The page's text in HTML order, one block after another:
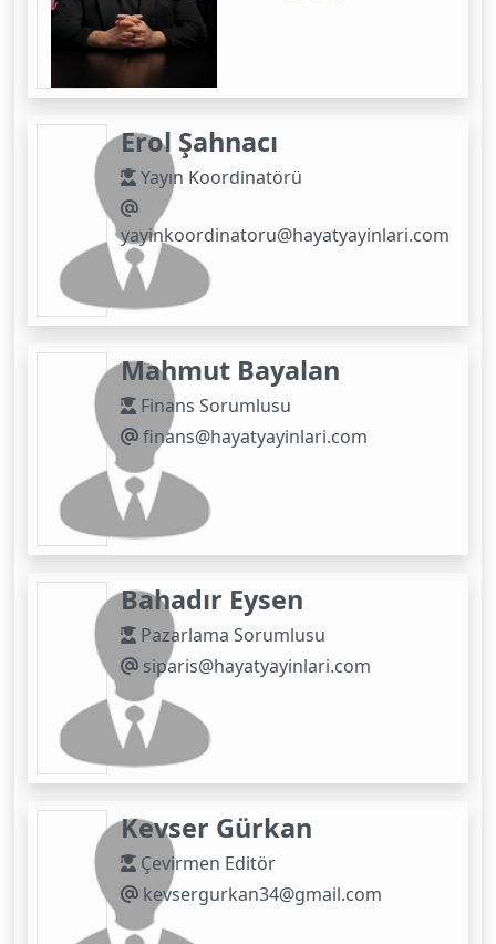
Erol Şahnacı
Yayın Koordinatörü
yayinkoordinatoru@hayatyayinlari.com
Mahmut Bayalan
Finans Sorumlusu
finans@hayatyayinlari.com
Bahadır Eysen
Pazarlama Sorumlusu
siparis@hayatyayinlari.com
Kevser Gürkan
Çevirmen Editör
kevsergurkan34@gmail.com